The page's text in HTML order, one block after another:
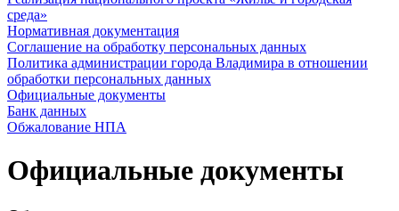
среда»
Нормативная документация
Соглашение на обработку персональных данных
Политика администрации города Владимира в отношении
обработки персональных данных
Официальные документы
Банк данных
Обжалование НПА
Официальные документы